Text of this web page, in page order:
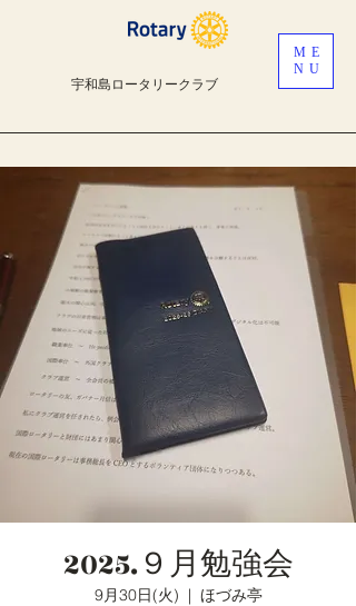
宇和島ロータリークラブ
ME
NU
2025.９月勉強会
9月30日(火)
  |
ほづみ亭